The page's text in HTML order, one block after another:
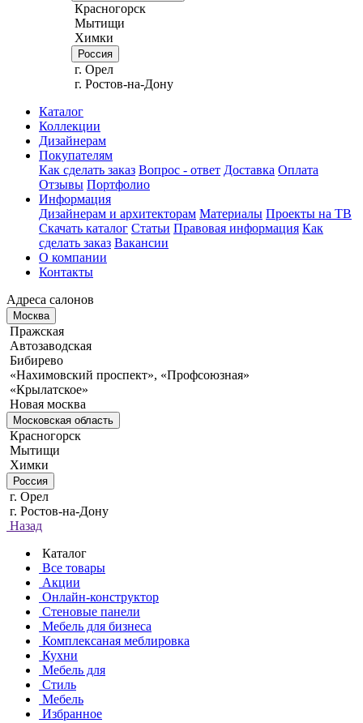
Красногорск
Мытищи
Химки
Россия
г. Орел
г. Ростов-на-Дону
Каталог
Коллекции
Дизайнерам
Покупателям
Как сделать заказ Вопрос - ответ Доставка Оплата
Отзывы Портфолио
Информация
Дизайнерам и архитекторам Материалы Проекты на ТВ
Скачать каталог Статьи Правовая информация Как
сделать заказ Вакансии
О компании
Контакты
Адреса салонов
Москва
Пражская
Автозаводская
Бибирево
«Нахимовский проспект», «Профсоюзная»
«Крылатское»
Новая москва
Московская область
Красногорск
Мытищи
Химки
Россия
г. Орел
г. Ростов-на-Дону
Назад
Каталог
Все товары
Акции
Онлайн-конструктор
Стеновые панели
Мебель для бизнеса
Комплексаная меблировка
Кухни
Мебель для
Стиль
Мебель
Избранное